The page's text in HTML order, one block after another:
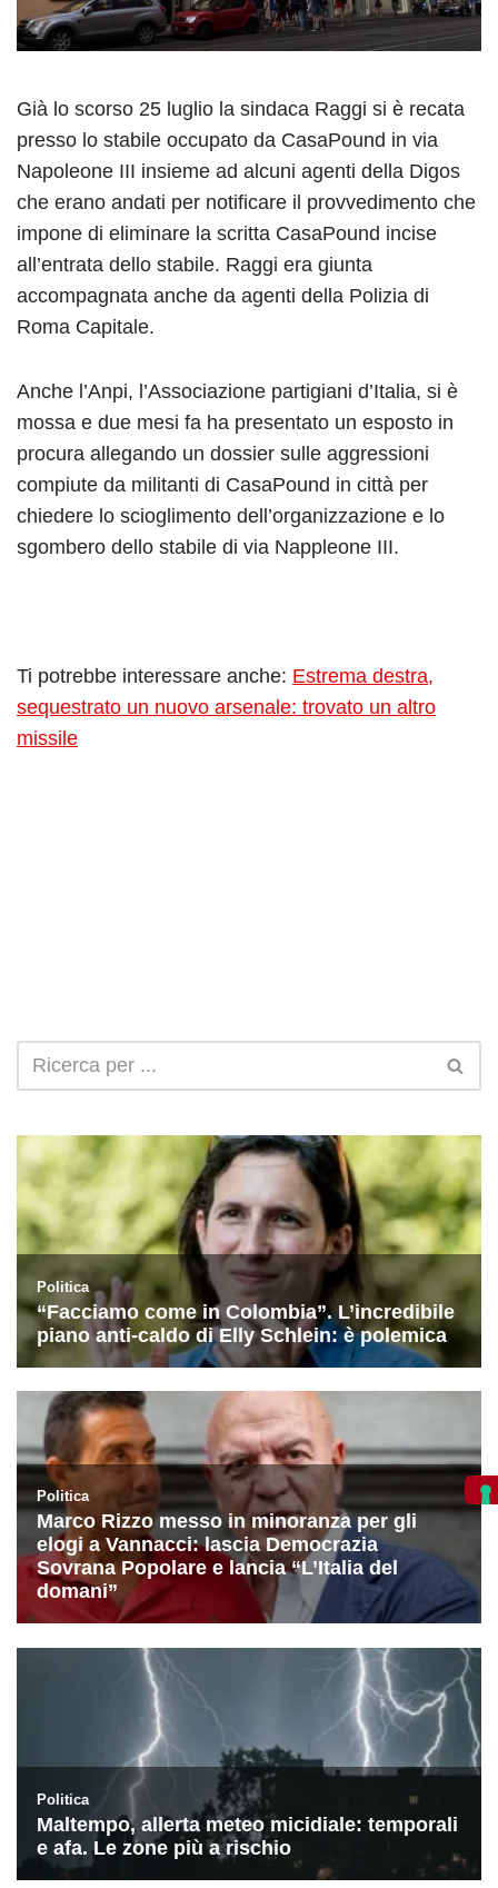
Già lo scorso 25 luglio la sindaca Raggi si è recata
presso lo stabile occupato da CasaPound in via
Napoleone III insieme ad alcuni agenti della Digos
che erano andati per notificare il provvedimento che
impone di eliminare la scritta CasaPound incise
all’entrata dello stabile. Raggi era giunta
accompagnata anche da agenti della Polizia di
Roma Capitale.
Anche l’Anpi, l’Associazione partigiani d’Italia, si è
mossa e due mesi fa ha presentato un esposto in
procura allegando un dossier sulle aggressioni
compiute da militanti di CasaPound in città per
chiedere lo scioglimento dell’organizzazione e lo
sgombero dello stabile di via Nappleone III.
Ti potrebbe interessare anche: Estrema destra,
sequestrato un nuovo arsenale: trovato un altro
missile